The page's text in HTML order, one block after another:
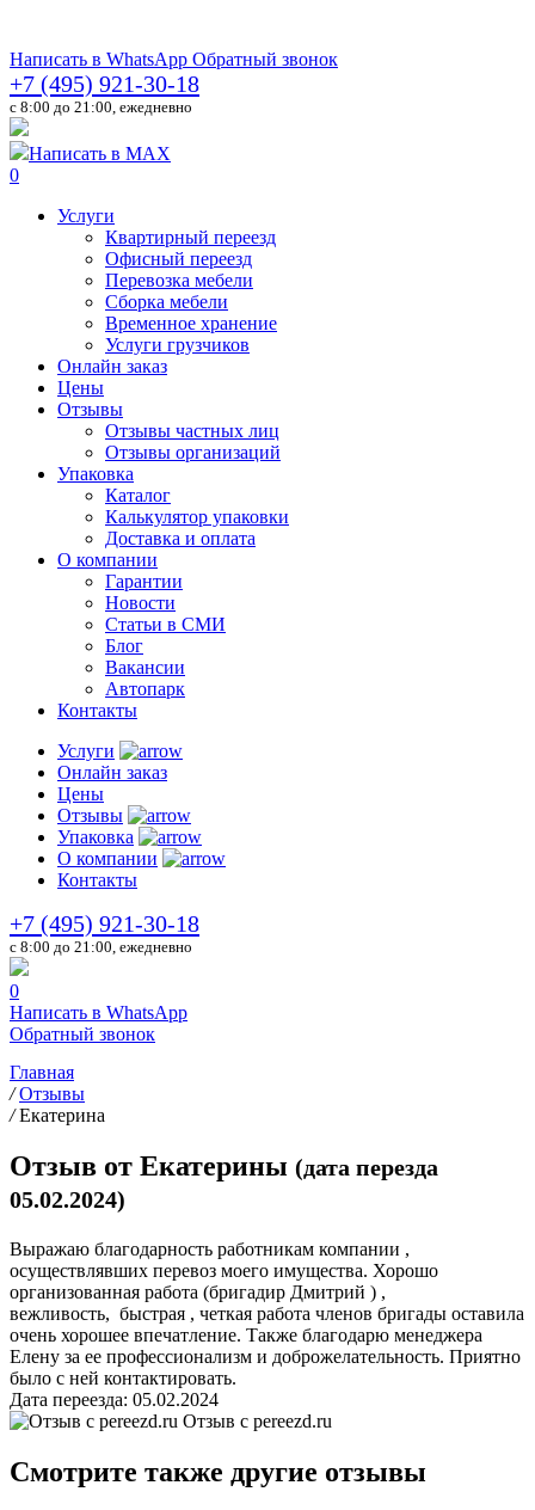
Написать в WhatsApp Обратный звонок
+7 (495) 921-30-18
c 8:00 до 21:00, ежедневно
Написать в MAX
0
Услуги
Квартирный переезд
Офисный переезд
Перевозка мебели
Сборка мебели
Временное хранение
Услуги грузчиков
Онлайн заказ
Цены
Отзывы
Отзывы частных лиц
Отзывы организаций
Упаковка
Каталог
Калькулятор упаковки
Доставка и оплата
О компании
Гарантии
Новости
Статьи в СМИ
Блог
Вакансии
Автопарк
Контакты
Услуги
Онлайн заказ
Цены
Отзывы
Упаковка
О компании
Контакты
+7 (495) 921-30-18
c 8:00 до 21:00, ежедневно
0
Написать в WhatsApp
Обратный звонок
Главная
/ Отзывы
/ Екатерина
Отзыв от Екатерины (дата перезда
05.02.2024)
Выражаю благодарность работникам компании ,
осуществлявших перевоз моего имущества. Хорошо
организованная работа (бригадир Дмитрий ) ,
вежливость, быстрая , четкая работа членов бригады оставила
очень хорошее впечатление. Также благодарю менеджера
Елену за ее профессионализм и доброжелательность. Приятно
было с ней контактировать.
Дата переезда: 05.02.2024
Отзыв с pereezd.ru
Смотрите также другие отзывы